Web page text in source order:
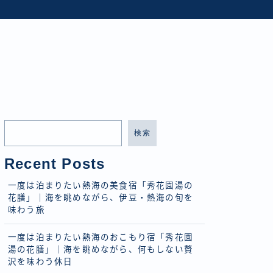
検索
Recent Posts
一度は泊まりたい熱海の美食宿「秀花園湯の
花膳」｜海を眺めながら、伊豆・熱海の旬を
味わう旅
一度は泊まりたい熱海のおこもり宿「秀花園
湯の花膳」｜海を眺めながら、何もしない贅
沢を味わう休日